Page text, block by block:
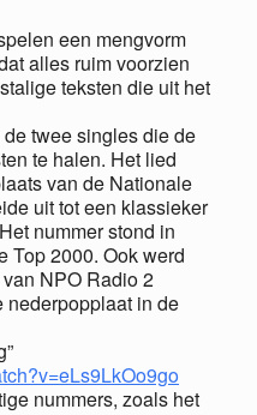
een mengvorm
alles ruim voorzien
teksten die uit het
de twee singles die de
te halen. Het lied
van de Nationale
uit tot een klassieker
nummer stond in
Top 2000. Ook werd
NPO Radio 2
nederpopplaat in de
nummers, zoals het